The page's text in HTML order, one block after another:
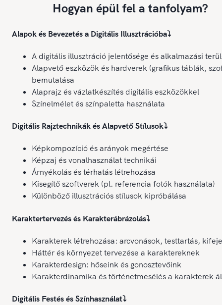
Hogyan épül fel a tanfolyam?
Alapok és Bevezetés a Digitális Illusztrációba⤵️
A digitális illusztráció jelentősége és alkalmazási
Alapvető eszközök és hardverek (grafikus táblák,
bemutatása
Alaprajz és vázlatkészítés digitális eszközökkel
Színelmélet és színpaletta használata
Digitális Rajztechnikák és Alapvető Stílusok⤵️
Képkompozíció és arányok megértése
Képzaj és vonalhasználat technikái
Árnyékolás és térhatás létrehozása
Kisegítő szoftverek (pl. referencia fotók használata)
Különböző illusztrációs stílusok kipróbálása
Karaktertervezés és Karakterábrázolás⤵️
Karakterek létrehozása: arcvonások, testtartás,
Háttér és környezet tervezése a karaktereknek
Karakterdesign: hőseink és gonosztevőink
Karakterdinamika és történetmesélés a karakterek
Digitális Festés és Színhasználat⤵️